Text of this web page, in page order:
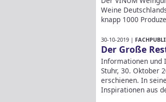
Weine
knapp 1000
30-10-2019 |
Der Große
Informationen und
Stuhr, 30. Oktober
erschienen. In
Inspirationen aus